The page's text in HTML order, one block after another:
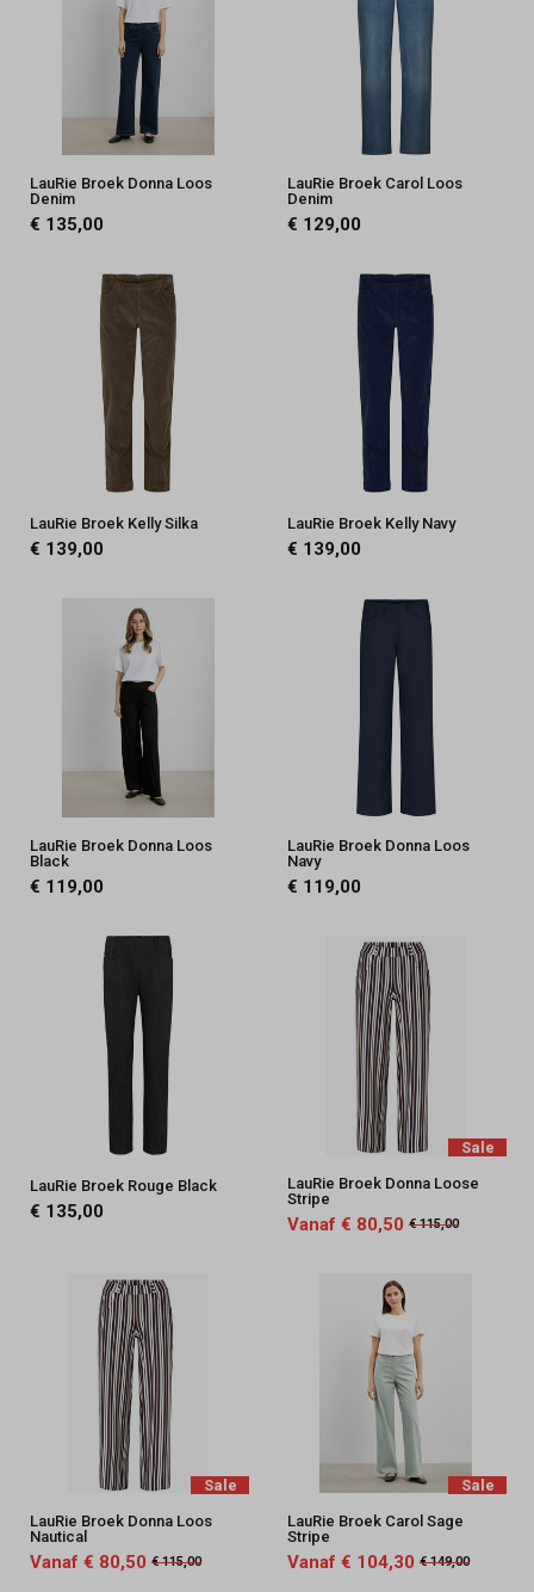
LauRie Broek Donna Loos
Denim
€ 135,00
LauRie Broek Carol Loos
Denim
€ 129,00
LauRie Broek Kelly Silka
€ 139,00
LauRie Broek Kelly Navy
€ 139,00
LauRie Broek Donna Loos
Black
€ 119,00
LauRie Broek Donna Loos
Navy
€ 119,00
LauRie Broek Rouge Black
€ 135,00
Sale
LauRie Broek Donna Loose
Stripe
Vanaf € 80,50 € 115,00
Sale
LauRie Broek Donna Loos
Nautical
Vanaf € 80,50 € 115,00
Sale
LauRie Broek Carol Sage
Stripe
Vanaf € 104,30 € 149,00